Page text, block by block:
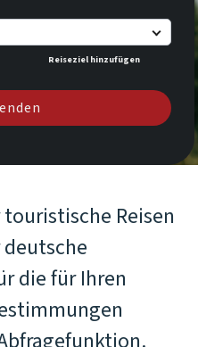
Reiseziel hinzufügen
Reisen
die für Ihren